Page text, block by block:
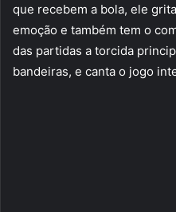
que recebem a bola, ele
emoção e também tem o
das partidas a torcida
bandeiras, e canta o jogo